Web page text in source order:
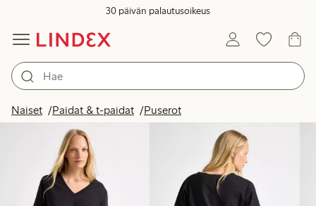
30 päivän palautusoikeus
Naiset Paidat & t-paidat Puserot